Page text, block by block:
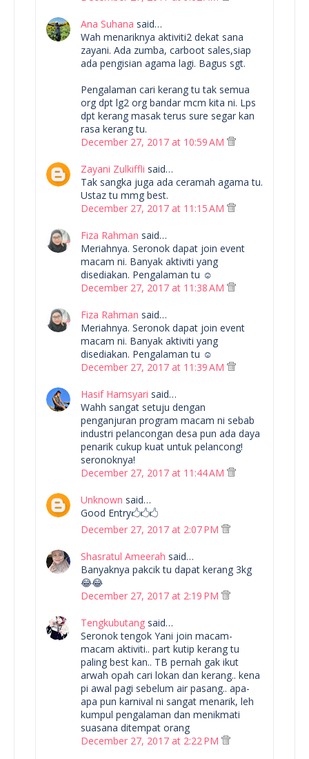
Ana Suhana said…
Wah menariknya aktiviti2 dekat sana
zayani. Ada zumba, carboot sales,siap
ada pengisian agama lagi. Bagus sgt.
Pengalaman cari kerang tu tak semua
org dpt lg2 org bandar mcm kita ni. Lps
dpt kerang masak terus sure segar kan
rasa kerang tu.
December 27, 2017 at 10:59 AM
Zayani Zulkiffli said…
Tak sangka juga ada ceramah agama tu.
Ustaz tu mmg best.
December 27, 2017 at 11:15 AM
Fiza Rahman said…
Meriahnya. Seronok dapat join event
macam ni. Banyak aktiviti yang
disediakan. Pengalaman tu ☺
December 27, 2017 at 11:38 AM
Fiza Rahman said…
Meriahnya. Seronok dapat join event
macam ni. Banyak aktiviti yang
disediakan. Pengalaman tu ☺
December 27, 2017 at 11:39 AM
Hasif Hamsyari said…
Wahh sangat setuju dengan
penganjuran program macam ni sebab
industri pelancongan desa pun ada daya
penarik cukup kuat untuk pelancong!
seronoknya!
December 27, 2017 at 11:44 AM
Unknown said…
Good Entry🖒🖒🖒
December 27, 2017 at 2:07 PM
Shasratul Ameerah said…
Banyaknya pakcik tu dapat kerang 3kg
😂😂
December 27, 2017 at 2:19 PM
Tengkubutang said…
Seronok tengok Yani join macam-
macam aktiviti.. part kutip kerang tu
paling best kan.. TB pernah gak ikut
arwah opah cari lokan dan kerang.. kena
pi awal pagi sebelum air pasang.. apa-
apa pun karnival ni sangat menarik, leh
kumpul pengalaman dan menikmati
suasana ditempat orang
December 27, 2017 at 2:22 PM